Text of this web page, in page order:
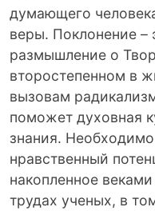
думающего
веры. Поклонение –
размышление о
второстепенном в
вызовам
поможет духовная
знания.
нравственный
накопленное
трудах ученых, в